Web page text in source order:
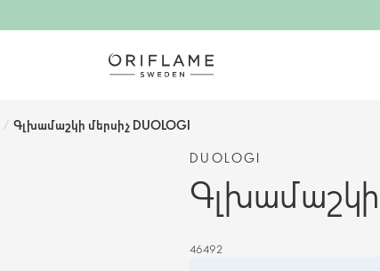
/ Գլխամաշկի մերսիչ DUOLOGI
DUOLOGI
Գլխամաշկի
46492